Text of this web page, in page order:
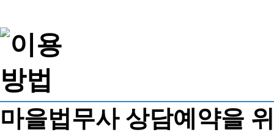
마을법무사 상담예약을